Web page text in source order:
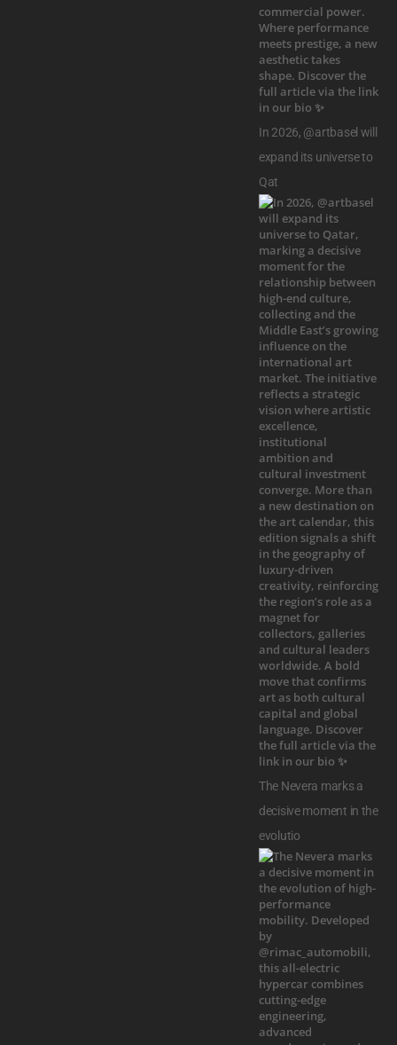
In 2026, @artbasel will
expand its universe to
Qat
The Nevera marks a
decisive moment in the
evolutio